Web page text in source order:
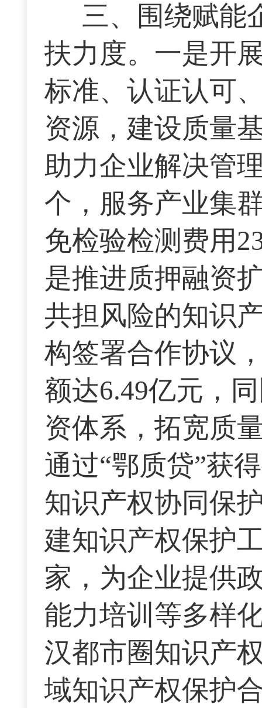
三、围绕赋能
扶力度。一是开
标准、认证认可
资源，建设质量
助力企业解决管
个，服务产业集
免检验检测费用
是推进质押融资
共担风险的知识
构签署合作协议
额达6.49亿元，
资体系，拓宽质
通过“鄂质贷”获
知识产权协同保
建知识产权保护
家，为企业提供
能力培训等多样
汉都市圈知识产
域知识产权保护